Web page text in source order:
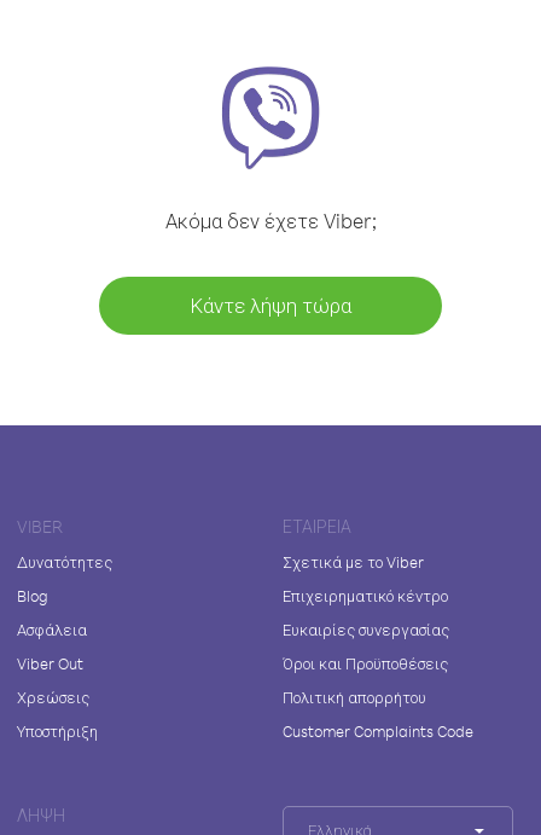
Ακόμα δεν έχετε Viber;
Κάντε λήψη τώρα
VIBER
Δυνατότητες
Blog
Ασφάλεια
Viber Out
Χρεώσεις
Υποστήριξη
ΕΤΑΙΡΕΊΑ
Σχετικά με το Viber
Επιχειρηματικό κέντρο
Ευκαιρίες συνεργασίας
Όροι και Προϋποθέσεις
Πολιτική απορρήτου
Customer Complaints Code
ΛΉΨΗ
Ελληνικά